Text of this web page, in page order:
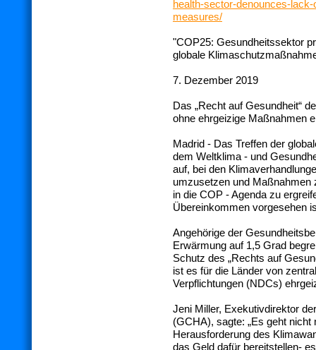
health-sector-denounces-
measures/
"COP25: Gesundheitssektor
globale
7. Dezember 2019
Das „Recht auf Gesundheit“
ohne ehrgeizige Maßnahmen
Madrid - Das Treffen der
dem Weltklima - und
auf, bei den
umzusetzen und Maßnahmen
in die COP - Agenda zu
Übereinkommen vorgesehen
Angehörige der
Erwärmung auf 1,5 Grad
Schutz des „Rechts auf
ist es für die Länder von
Verpflichtungen (NDCs)
Jeni Miller, Exekutivdirektor
(GCHA), sagte: „Es geht
Herausforderung des
das Geld dafür bereitstellen-